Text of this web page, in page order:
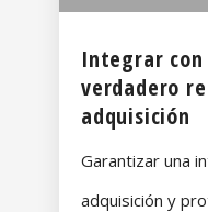
Integrar
verdadero
adquisición
Garantizar una
adquisición y